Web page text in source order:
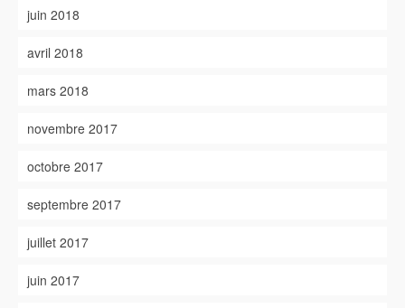
juin 2018
avril 2018
mars 2018
novembre 2017
octobre 2017
septembre 2017
juillet 2017
juin 2017